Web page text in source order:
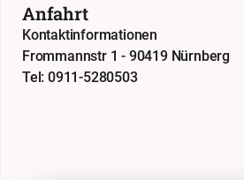
Anfahrt
Kontaktinformationen
Frommannstr 1 - 90419 Nürnberg
Tel: 0911-5280503